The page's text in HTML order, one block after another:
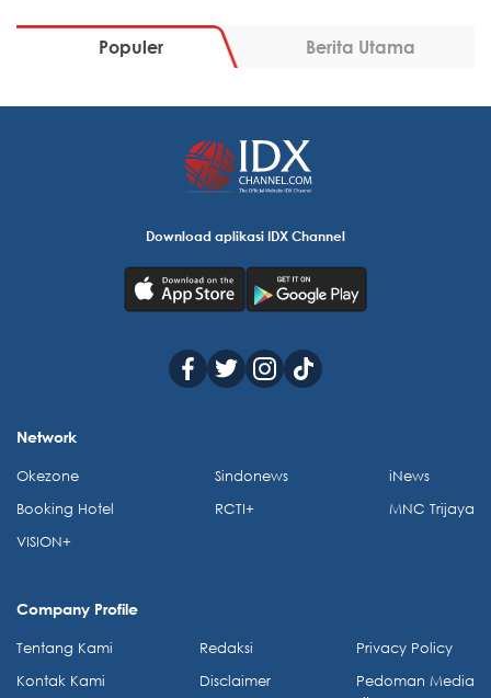
Populer Berita Utama
Download aplikasi IDX Channel
Network
Okezone
Booking Hotel
VISION+
Sindonews
RCTI+
iNews
MNC Trijaya
Company Profile
Tentang Kami
Kontak Kami
Redaksi
Disclaimer
Privacy Policy
Pedoman Media